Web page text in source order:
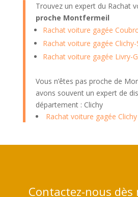
Trouvez un expert du Rachat
proche Montfermeil
Rachat voiture gagée
Rachat voiture gagée
Rachat voiture gagée Livry-
Vous n’êtes pas proche de
avons souvent un expert de
département : Clichy
Rachat voiture gagée Clichy
Contactez-nous